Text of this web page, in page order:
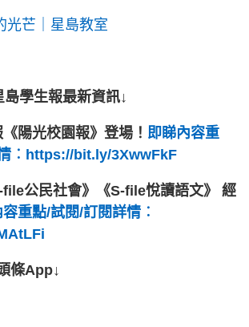
光芒｜星島教室
島學生報最新資訊↓
陽光校園報》登場！ 即睇內容重
︰https://bit.ly/3XwwFkF
file公民社會》《S-file悅讀語文》 經
重點/試閱/訂閱詳情︰
條App↓